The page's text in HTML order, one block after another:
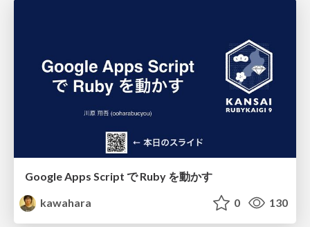
Google Apps Script で Ruby を動かす
kawahara
0 130